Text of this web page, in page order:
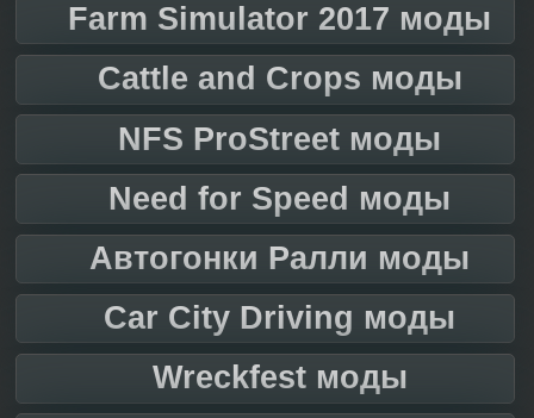
Farm Simulator 2017 моды
Cattle and Crops моды
NFS ProStreet моды
Need for Speed моды
Автогонки Ралли моды
Car City Driving моды
Wreckfest моды